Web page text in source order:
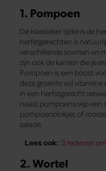
1. Pompoen
Dé klassieker tijdens de
herfstgerechten is
verschillende soorten en
zijn ook de kanten die je
Pompoen is een boost
deze groente vol vitamine
in een herfstgerecht
naast pompoensoep een
pompoenblokjes of
salade.
Lees ook: ‘3 redenen
2. Wortel